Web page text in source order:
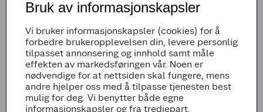
Sett kremost og rømme i romtemperatur
det enklere å unngå klumper. Fest bakepapir i
bunnen på kakeformen.
Kjeksbunn
Smelt smør og sett til side.
Kjør kjeksene til små smuler i en food
Bruk av informasjonskapsler
Vi bruker informasjonskapsler (cookies) for å
forbedre brukeropplevelsen din, levere personlig
tilpasset annonsering og innhold samt måle
effekten av markedsføringen vår. Noen er
nødvendige for at nettsiden skal fungere, mens
andre hjelper oss med å tilpasse tjenesten best
mulig for deg. Vi benytter både egne
informasjonskapsler og fra tredjepart.